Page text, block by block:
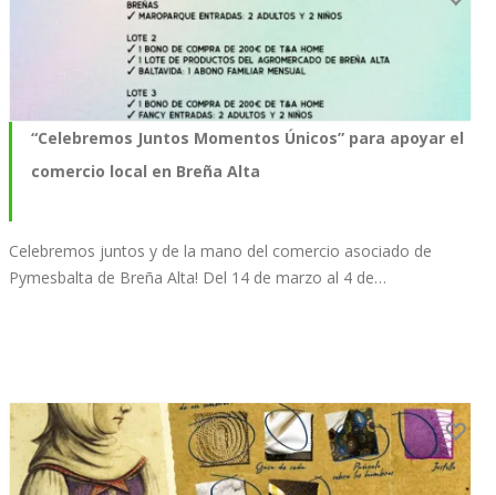
“Celebremos Juntos Momentos Únicos” para apoyar el
comercio local en Breña Alta
Celebremos juntos y de la mano del comercio asociado de
Pymesbalta de Breña Alta! Del 14 de marzo al 4 de…